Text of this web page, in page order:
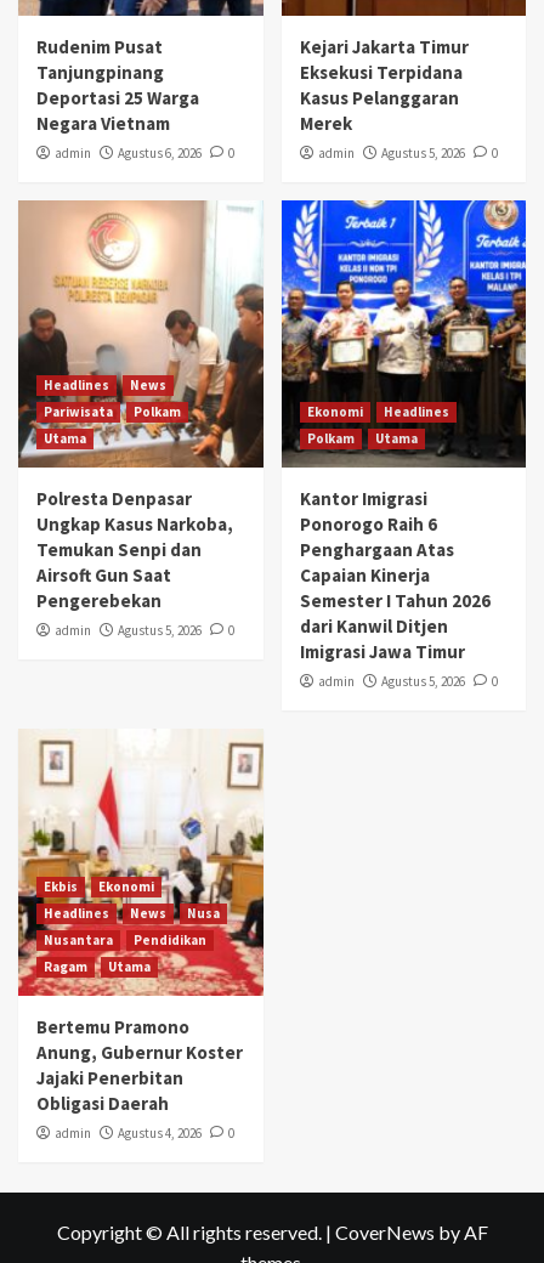
Rudenim Pusat
Tanjungpinang
Deportasi 25 Warga
Negara Vietnam
admin Agustus 6, 2026 0
Kejari Jakarta Timur
Eksekusi Terpidana
Kasus Pelanggaran
Merek
admin Agustus 5, 2026 0
Headlines
News
Pariwisata
Polkam
Utama
Polresta Denpasar
Ungkap Kasus Narkoba,
Temukan Senpi dan
Airsoft Gun Saat
Pengerebekan
admin Agustus 5, 2026 0
Ekonomi
Headlines
Polkam
Utama
Kantor Imigrasi
Ponorogo Raih 6
Penghargaan Atas
Capaian Kinerja
Semester I Tahun 2026
dari Kanwil Ditjen
Imigrasi Jawa Timur
admin Agustus 5, 2026 0
Ekbis
Ekonomi
Headlines
News
Nusa
Nusantara
Pendidikan
Ragam
Utama
Bertemu Pramono
Anung, Gubernur Koster
Jajaki Penerbitan
Obligasi Daerah
admin Agustus 4, 2026 0
Copyright © All rights reserved. | CoverNews by AF